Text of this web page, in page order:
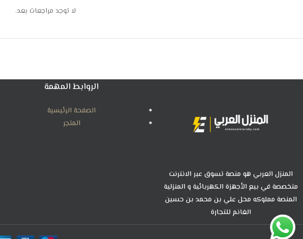
لا توجد مراجعات بعد.
المنزل العربي هو منصة تسوق عبر الانترنت
متخصصة في بيع الأجهزة الكهربائية و المنزلية
المنصة مملوكه محل علي بن محمد بن حسين
الغانم للتجارة
الروابط المهمة
الصفحة الرئيسية
المتجر